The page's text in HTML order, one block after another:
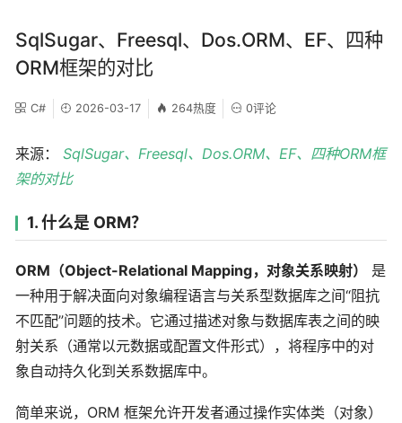
SqlSugar、Freesql、Dos.ORM、EF、四种
ORM框架的对比
C# 2026-03-17 264热度 0评论
来源： SqlSugar、Freesql、Dos.ORM、EF、四种ORM框
架的对比
1. 什么是 ORM？
ORM（Object-Relational Mapping，对象关系映射）
是
一种用于解决面向对象编程语言与关系型数据库之间“阻抗
不匹配”问题的技术。它通过描述对象与数据库表之间的映
射关系（通常以元数据或配置文件形式），将程序中的对
象自动持久化到关系数据库中。
简单来说，ORM 框架允许开发者通过操作实体类（对象）